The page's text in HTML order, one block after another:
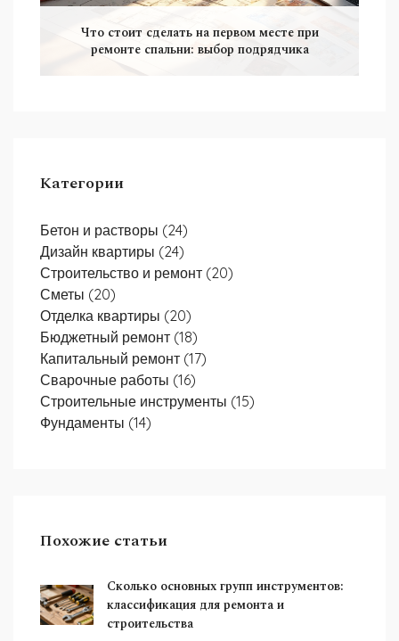
Что стоит сделать на первом месте при
ремонте спальни: выбор подрядчика
Категории
Бетон и растворы (24)
Дизайн квартиры (24)
Строительство и ремонт (20)
Сметы (20)
Отделка квартиры (20)
Бюджетный ремонт (18)
Капитальный ремонт (17)
Сварочные работы (16)
Строительные инструменты (15)
Фундаменты (14)
Похожие статьи
Сколько основных групп инструментов:
классификация для ремонта и
строительства